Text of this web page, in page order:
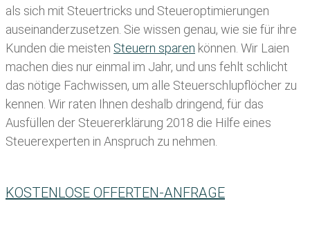
als sich mit Steuertricks und Steueroptimierungen
auseinanderzusetzen. Sie wissen genau, wie sie für ihre
Kunden die meisten Steuern sparen können. Wir Laien
machen dies nur einmal im Jahr, und uns fehlt schlicht
das nötige Fachwissen, um alle Steuerschlupflöcher zu
kennen. Wir raten Ihnen deshalb dringend, für das
Ausfüllen der Steuererklärung 2018 die Hilfe eines
Steuerexperten in Anspruch zu nehmen.
KOSTENLOSE OFFERTEN-ANFRAGE